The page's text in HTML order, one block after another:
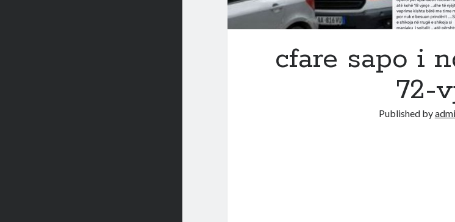
cfare sapo i
72-
Published by